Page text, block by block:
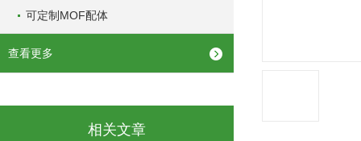
可定制MOF配体
查看更多
相关文章